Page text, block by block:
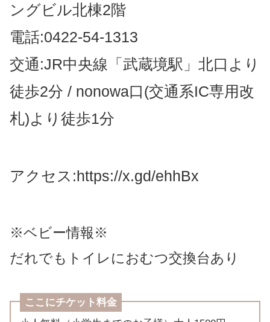
ングビル北棟2階
電話:0422-54-1313
交通:JR中央線「武蔵境駅」北口より
徒歩2分 / nonowa口(交通系IC専用改
札)より徒歩1分
アクセス:https://x.gd/ehhBx
※ベビー情報※
だれでもトイレにおむつ交換台あり
ここにチケット料金